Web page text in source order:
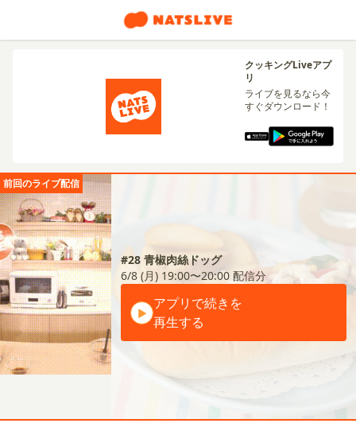
クッキングLiveアプ
リ
ライブを見るなら今
すぐダウンロード！
前回のライブ配信
#28 青椒肉絲ドッグ
6/8 (月) 19:00〜20:00 配信分
アプリで続きを
再生する